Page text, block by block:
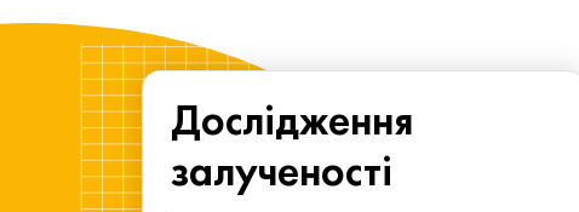
Дослідження
залученості